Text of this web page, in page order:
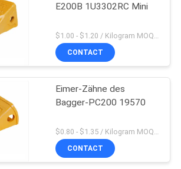
E200B 1U3302RC Mini
$1.00 - $1.20 / Kilogram MOQ:100 Kilogramm/Kilogramm
CONTACT
Eimer-Zähne des
Bagger-PC200 19570
$0.80 - $1.35 / Kilogram MOQ:100 Kilogramm/Kilogramm
CONTACT